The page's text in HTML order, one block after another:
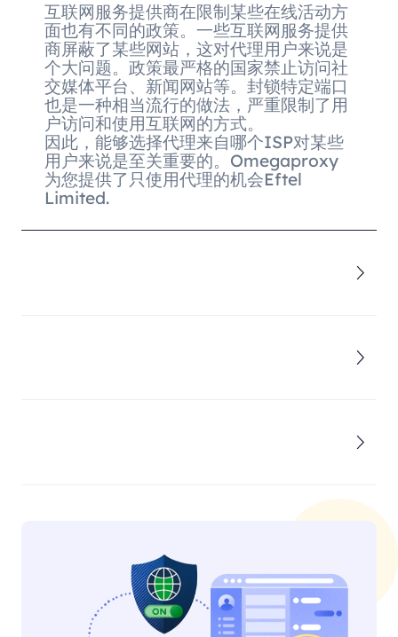
互联网服务提供商在限制某些在线活动方
面也有不同的政策。一些互联网服务提供
商屏蔽了某些网站，这对代理用户来说是
个大问题。政策最严格的国家禁止访问社
交媒体平台、新闻网站等。封锁特定端口
也是一种相当流行的做法，严重限制了用
户访问和使用互联网的方式。
因此，能够选择代理来自哪个ISP对某些
用户来说是至关重要的。Omegaproxy
为您提供了只使用代理的机会Eftel
Limited.